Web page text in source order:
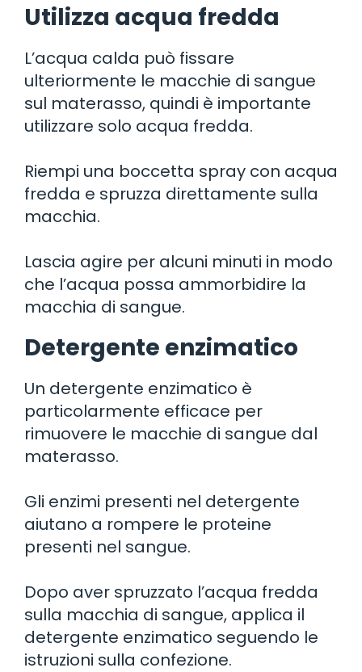
Utilizza acqua fredda
L’acqua calda può fissare
ulteriormente le macchie di sangue
sul materasso, quindi è importante
utilizzare solo acqua fredda.
Riempi una boccetta spray con acqua
fredda e spruzza direttamente sulla
macchia.
Lascia agire per alcuni minuti in modo
che l’acqua possa ammorbidire la
macchia di sangue.
Detergente enzimatico
Un detergente enzimatico è
particolarmente efficace per
rimuovere le macchie di sangue dal
materasso.
Gli enzimi presenti nel detergente
aiutano a rompere le proteine
presenti nel sangue.
Dopo aver spruzzato l’acqua fredda
sulla macchia di sangue, applica il
detergente enzimatico seguendo le
istruzioni sulla confezione.